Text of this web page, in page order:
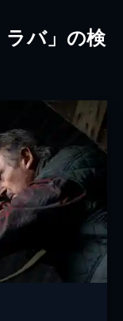
ラバ」の検